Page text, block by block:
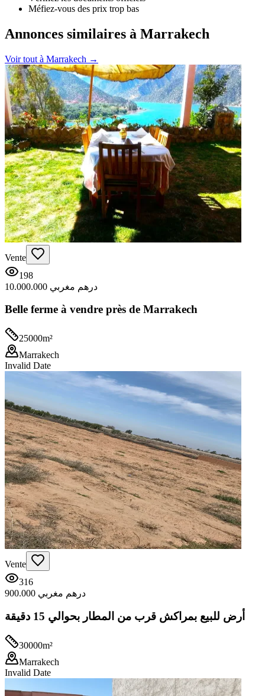
Méfiez-vous des prix trop bas
Annonces similaires à Marrakech
Voir tout à Marrakech →
Vente
198
10.000.000 درهم مغربي
Belle ferme à vendre près de Marrakech
25000m²
Marrakech
Invalid Date
Vente
316
900.000 درهم مغربي
أرض للبيع بمراكش قرب من المطار بحوالي 15 دقيقة
30000m²
Marrakech
Invalid Date